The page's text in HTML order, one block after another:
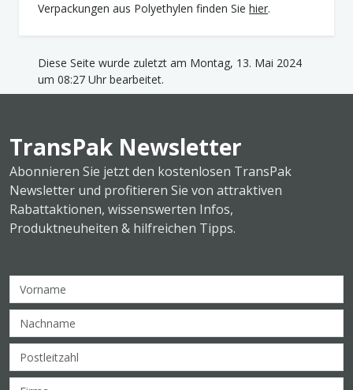
Verpackungen aus Polyethylen finden Sie hier.
Diese Seite wurde zuletzt am Montag, 13. Mai 2024
um 08:27 Uhr bearbeitet.
TransPak Newsletter
Abonnieren Sie jetzt den kostenlosen TransPak
Newsletter und profitieren Sie von attraktiven
Rabattaktionen, wissenswerten Infos,
Produktneuheiten & hilfreichen Tipps.